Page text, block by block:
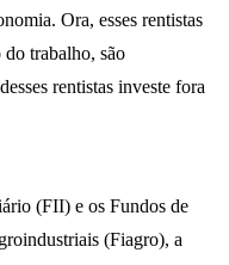
Ora, esses rentistas
trabalho, são
rentistas investe fora
(FII) e os Fundos de
(Fiagro), a